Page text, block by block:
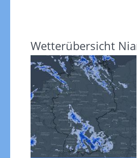
Wetterübersicht